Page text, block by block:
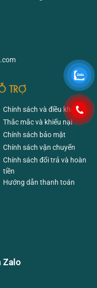
TRỢ
Chính sách và điều khoản
Thắc mắc và khiếu nại
Chính sách bảo mật
Chính sách vận chuyển
Chính sách đổi trả và hoàn
tiền
Hướng dẫn thanh toán
Zalo